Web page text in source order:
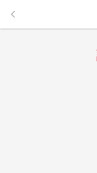
keyboard_arrow_left